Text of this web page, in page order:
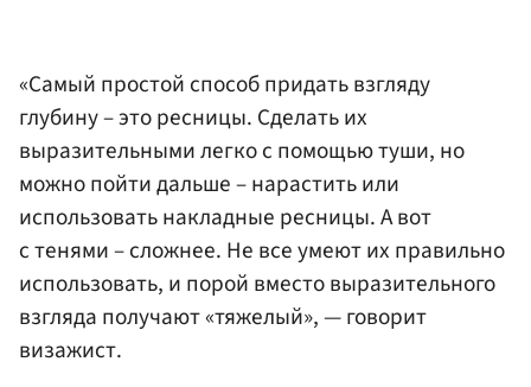
«Самый простой способ придать взгляду
глубину – это ресницы. Сделать их
выразительными легко с помощью туши, но
можно пойти дальше – нарастить или
использовать накладные ресницы. А вот
с тенями – сложнее. Не все умеют их правильно
использовать, и порой вместо выразительного
взгляда получают «тяжелый», — говорит
визажист.